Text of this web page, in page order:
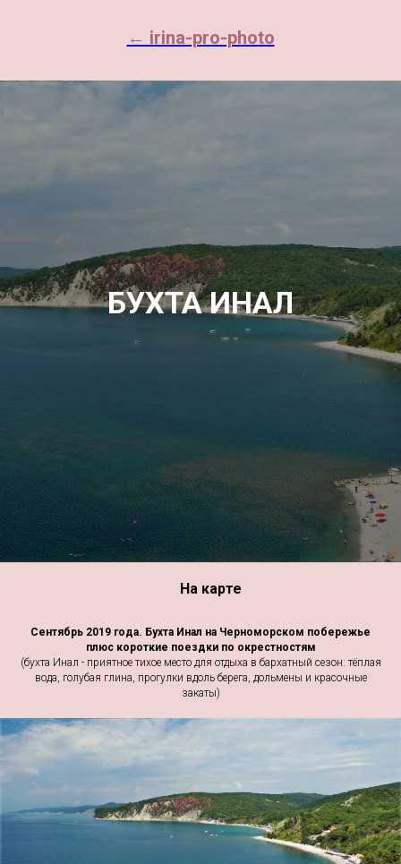
← irina-pro-photo
БУХТА ИНАЛ
На карте
Сентябрь 2019 года. Бухта Инал на Черноморском побережье
плюс короткие поездки по окрестностям
(бухта Инал - приятное тихое место для отдыха в бархатный сезон: тёплая
вода, голубая глина, прогулки вдоль берега, дольмены и красочные
закаты)